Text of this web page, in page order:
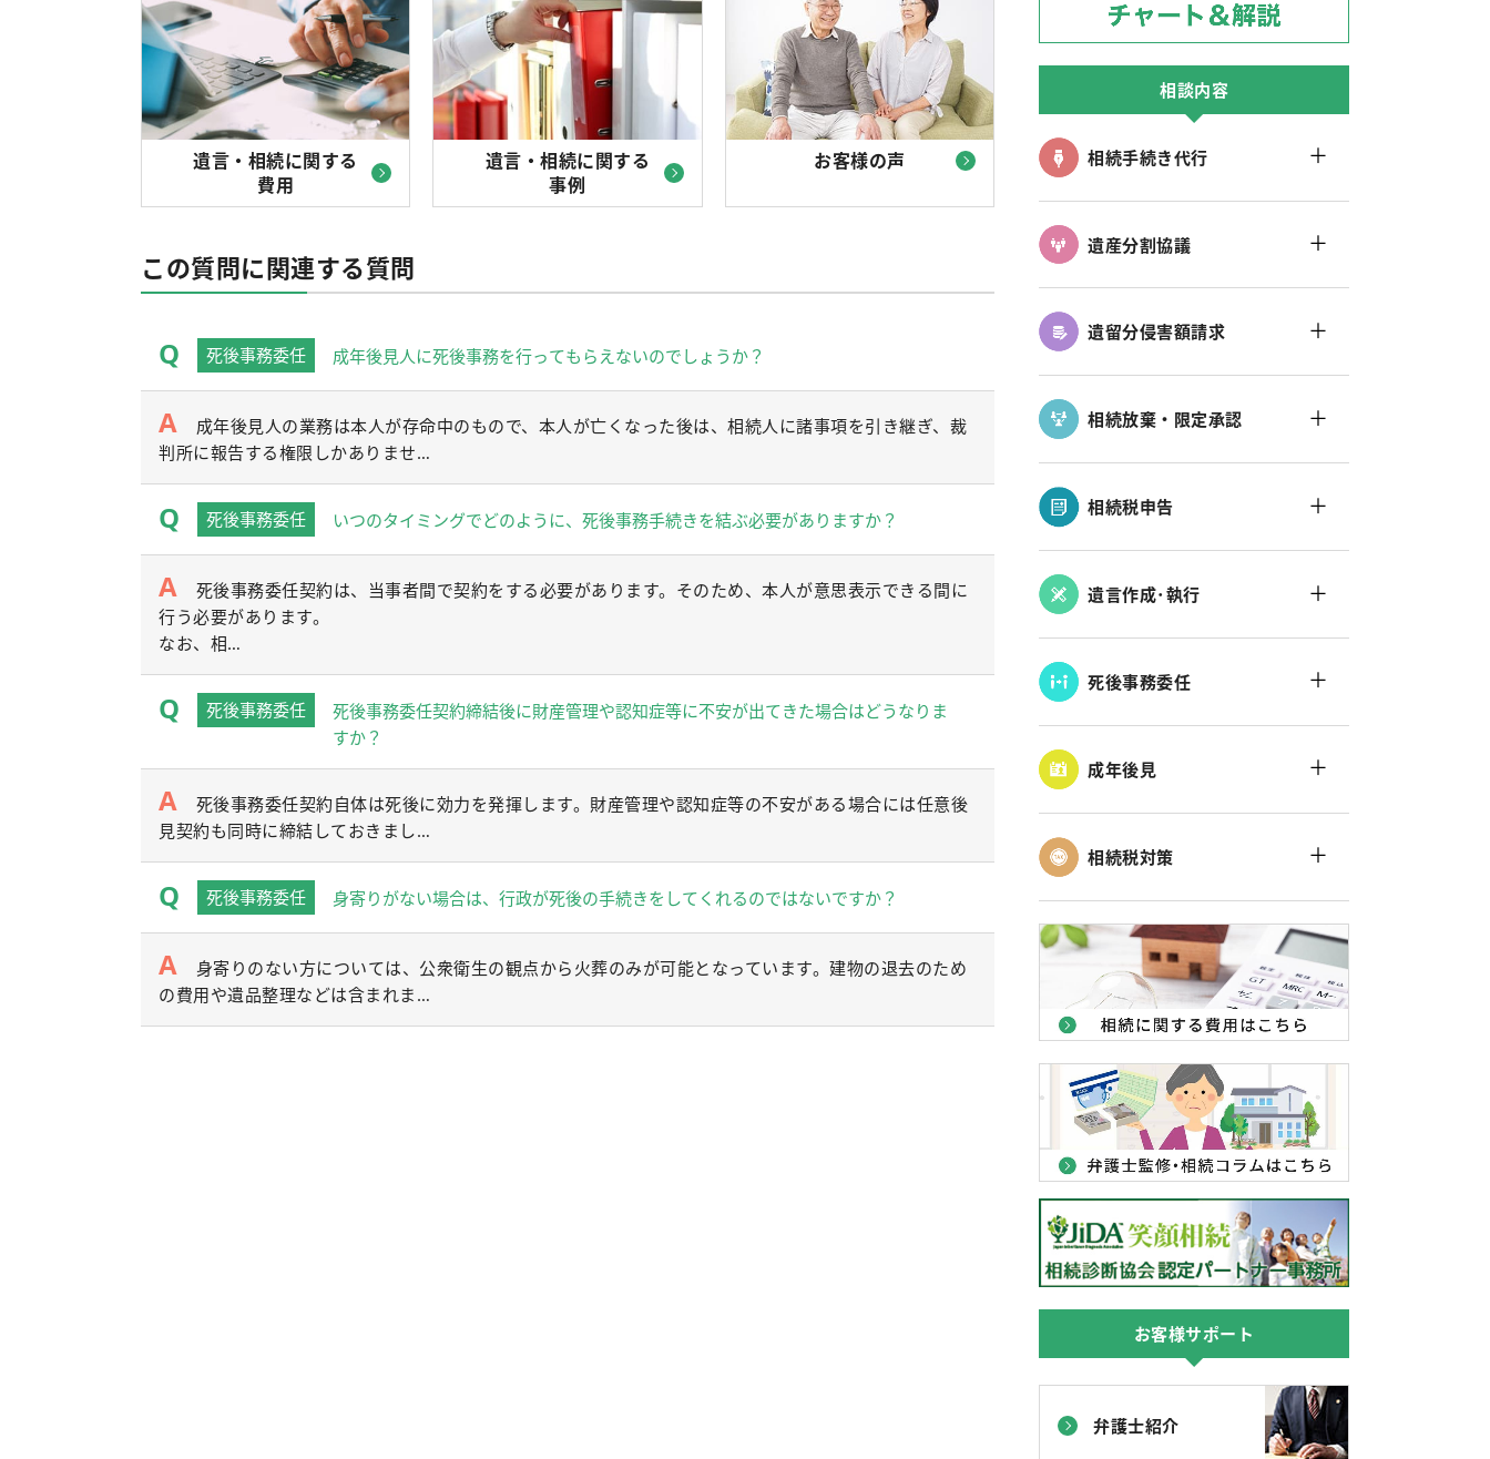
遺言・相続に関する
費用
遺言・相続に関する
事例
お客様の声
この質問に関連する質問
死後事務委任 成年後見人に死後事務を行ってもらえないのでしょうか？
成年後見人の業務は本人が存命中のもので、本人が亡くなった後は、相続人に諸事項を引き継ぎ、裁
判所に報告する権限しかありませ…
死後事務委任 いつのタイミングでどのように、死後事務手続きを結ぶ必要がありますか？
死後事務委任契約は、当事者間で契約をする必要があります。そのため、本人が意思表示できる間に
行う必要があります。
なお、相…
死後事務委任
死後事務委任契約締結後に財産管理や認知症等に不安が出てきた場合はどうなりま
すか？
死後事務委任契約自体は死後に効力を発揮します。財産管理や認知症等の不安がある場合には任意後
見契約も同時に締結しておきまし…
死後事務委任 身寄りがない場合は、行政が死後の手続きをしてくれるのではないですか？
身寄りのない方については、公衆衛生の観点から火葬のみが可能となっています。建物の退去のため
の費用や遺品整理などは含まれま…
相談内容
相続手続き代行 ＋
遺産分割協議 ＋
遺留分侵害額請求 ＋
相続放棄・限定承認 ＋
相続税申告 ＋
遺言作成･執行 ＋
死後事務委任 ＋
成年後見 ＋
相続税対策 ＋
お客様サポート
弁護士紹介